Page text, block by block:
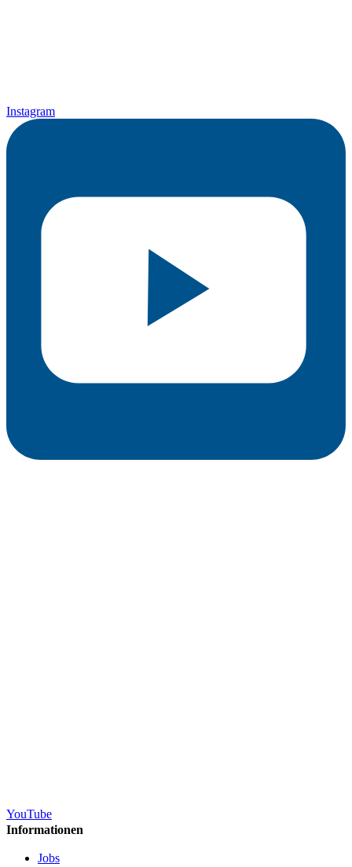
Instagram
YouTube
Informationen
Jobs